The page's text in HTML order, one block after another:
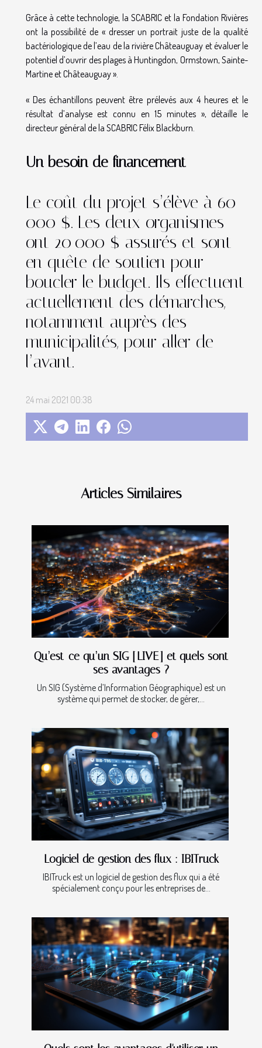
Articles Similaires
Qu’est-ce qu’un SIG [LIVE] et quels sont
ses avantages ?
Un SIG (Système d’Information Géographique) est un
système qui permet de stocker, de gérer,...
Logiciel de gestion des flux : IBITruck
IBITruck est un logiciel de gestion des flux qui a été
spécialement conçu pour les entreprises de...
Grâce à cette technologie, la SCABRIC et la Fondation Rivières
ont la possibilité de « dresser un portrait juste de la qualité
bactériologique de l’eau de la rivière Châteauguay et évaluer le
potentiel d’ouvrir des plages à Huntingdon, Ormstown, Sainte-
Martine et Châteauguay ».
« Des échantillons peuvent être prélevés aux 4 heures et le
résultat d’analyse est connu en 15 minutes », détaille le
directeur général de la SCABRIC Félix Blackburn.
Un besoin de financement
Le coût du projet s’élève à 60
000 $. Les deux organismes
ont 20 000 $ assurés et sont
en quête de soutien pour
boucler le budget. Ils effectuent
actuellement des démarches,
notamment auprès des
municipalités, pour aller de
l’avant.
24 mai 2021 00:38